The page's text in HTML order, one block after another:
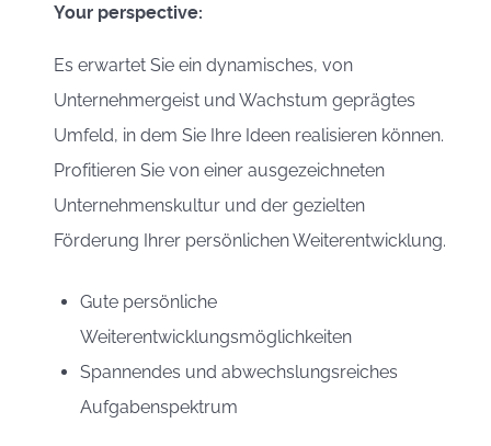
Your perspective:
Es erwartet Sie ein dynamisches, von
Unternehmergeist und Wachstum geprägtes
Umfeld, in dem Sie Ihre Ideen realisieren können.
Profitieren Sie von einer ausgezeichneten
Unternehmenskultur und der gezielten
Förderung Ihrer persönlichen Weiterentwicklung.
Gute persönliche
Weiterentwicklungsmöglichkeiten
Spannendes und abwechslungsreiches
Aufgabenspektrum